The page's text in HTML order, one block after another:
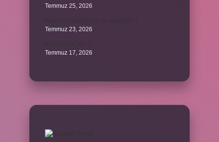
Temmuz 25, 2026
Temmuz 23, 2026
Temmuz 17, 2026